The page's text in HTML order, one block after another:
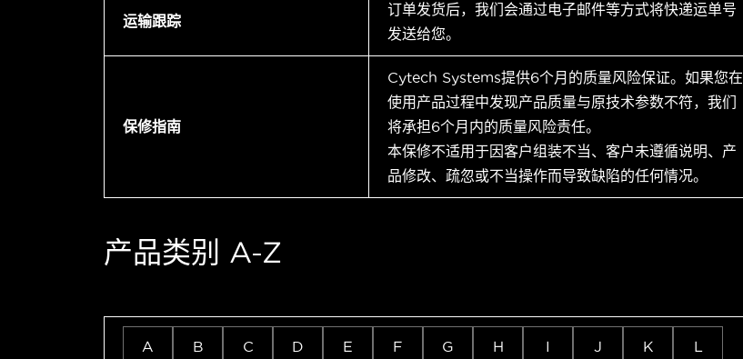
运输跟踪
订单发货后，我们会通过电子邮件等方式将快递运单号
发送给您。
保修指南
Cytech Systems提供6个月的质量风险保证。如果您在
使用产品过程中发现产品质量与原技术参数不符，我们
将承担6个月内的质量风险责任。
本保修不适用于因客户组装不当、客户未遵循说明、产
品修改、疏忽或不当操作而导致缺陷的任何情况。
产品类别 A-Z
A B C D E F G H I J K L